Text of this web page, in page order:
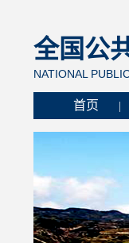
全国公
NATIONAL
首页